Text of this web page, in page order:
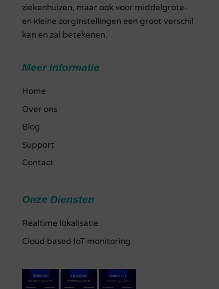
ziekenhuizen, maar ook voor middelgrote-
en kleine zorginstellingen een groot verschil
kan en zal betekenen.
Meer informatie
Home
Over ons
Blog
Support
Contact
Onze Diensten
Realtime lokalisatie
Cloud based IoT monitoring